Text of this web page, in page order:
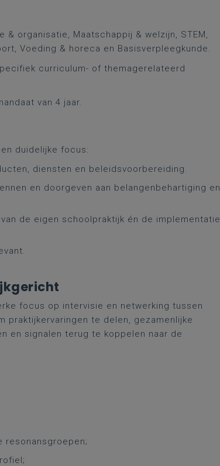
& organisatie, Maatschappij & welzijn, STEM,
Voeding & horeca en Basisverpleegkunde.
curriculum- of themagerelateerd
van 4 jaar.
duidelijke focus:
diensten en beleidsvoorbereiding.
en doorgeven aan belangenbehartiging en
de eigen schoolpraktijk én de implementatie
focus op intervisie en netwerking tussen
praktijkervaringen te delen, gezamenlijke
en signalen terug te koppelen naar de
resonansgroepen;